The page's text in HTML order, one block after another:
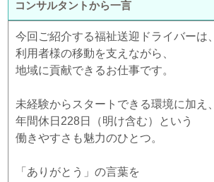
コンサルタントから一言
今回ご紹介する福祉送迎ドライバーは、
利用者様の移動を支えながら、
地域に貢献できるお仕事です。
未経験からスタートできる環境に加え、
年間休日228日（明け含む）という
働きやすさも魅力のひとつ。
「ありがとう」の言葉を